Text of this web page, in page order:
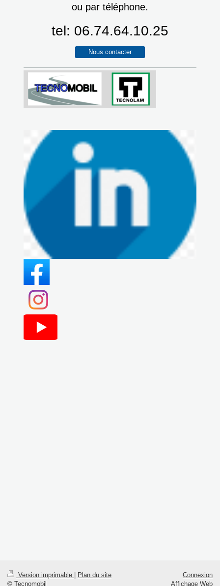
ou par téléphone.
tel: 06.74.64.10.25
Nous contacter
Version imprimable | Plan du site
© Tecnomobil
Connexion
Affichage Web